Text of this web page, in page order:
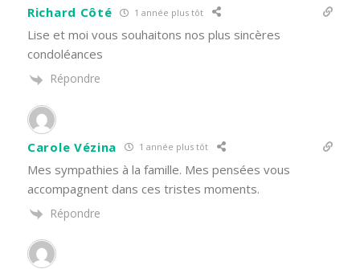
Richard Côté 1 année plus tôt
Lise et moi vous souhaitons nos plus sincères
condoléances
Répondre
Carole Vézina 1 année plus tôt
Mes sympathies à la famille. Mes pensées vous
accompagnent dans ces tristes moments.
Répondre